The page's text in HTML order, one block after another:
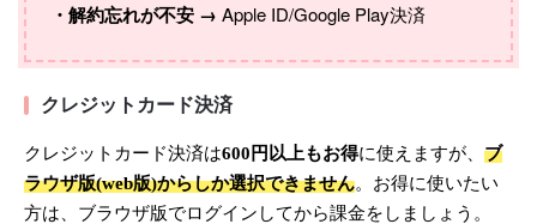
・解約忘れが不安 → Apple ID/Google Play決済
クレジットカード決済
クレジットカード決済は600円以上もお得に使えますが、 ブ
ラウザ版(web版)からしか選択できません。お得に使いたい
方は、ブラウザ版でログインしてから課金をしましょう。